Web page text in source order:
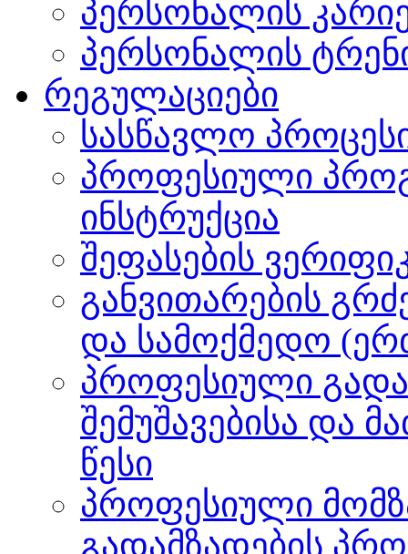
პერსონალის
პერსონალის
რეგულაციები
სასწავლო
პროფესიული
ინსტრუქცია
შეფასების
განვითარების
და სამოქმედო
პროფესიული
შემუშავებისა და
წესი
პროფესიული
გადამზადების